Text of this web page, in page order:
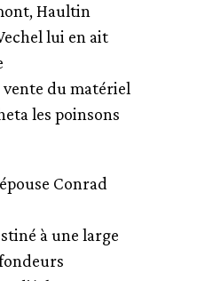
Haultin
lui en ait
vente du matériel
les poinsons
Conrad
à une large